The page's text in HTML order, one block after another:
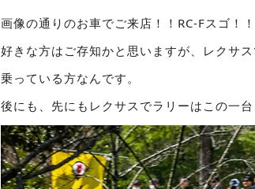
画像の通りのお車でご来店！！RC-Fスゴ！！
好きな方はご存知かと思いますが、レクサ
乗っている方なんです。
後にも、先にもレクサスでラリーはこの一台